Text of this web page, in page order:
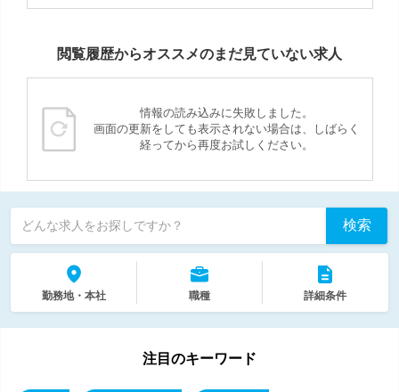
閲覧履歴からオススメのまだ見ていない求人
情報の読み込みに失敗しました。
画面の更新をしても表示されない場合は、しばらく
経ってから再度お試しください。
どんな求人をお探しですか？ 検索
勤務地・本社 職種 詳細条件
注目のキーワード